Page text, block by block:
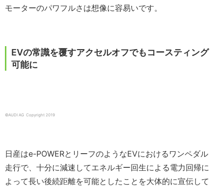
モーターのパワフルさは想像に容易いです。
EVの常識を覆すアクセルオフでもコースティング
可能に
©AUDI AG Copyright 2019
日産はe-POWERとリーフのようなEVにおけるワンペダル
走行で、十分に減速してエネルギー回生による電力回帰に
よって長い後続距離を可能としたことを大体的に宣伝して